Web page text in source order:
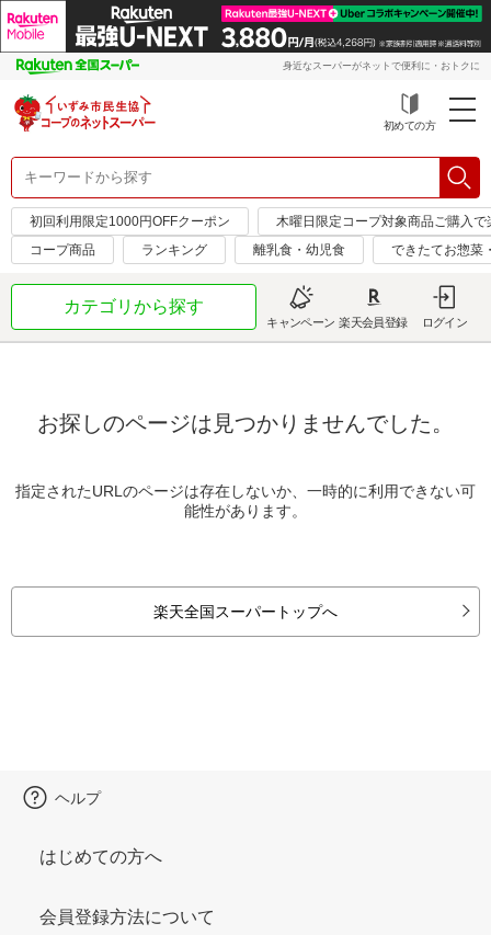
身近なスーパーがネットで便利に・おトクに
初めての方
初回利用限定1000円OFFクーポン
木曜日限定コープ対象商品ご購入
コープ商品
ランキング 離乳食・幼児食 できたてお惣菜
カテゴリから探す
キャンペーン 楽天会員登録 ログイン
お探しのページは見つかりませんでした。
指定されたURLのページは存在しないか、一時的に利用できない可
能性があります。
楽天全国スーパートップへ
ヘルプ
はじめての方へ
会員登録方法について